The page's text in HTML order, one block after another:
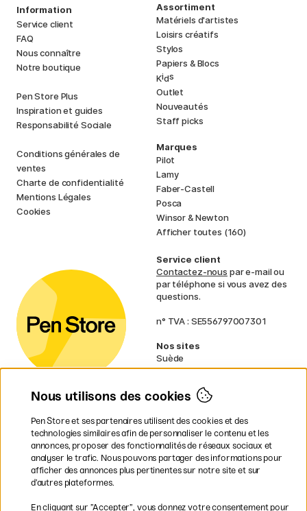
Information
Service client
FAQ
Nous connaître
Notre boutique
Pen Store Plus
Inspiration et guides
Responsabilité Sociale
Conditions générales de
ventes
Charte de confidentialité
Mentions Légales
Cookies
Assortiment
Matériels d'artistes
Loisirs créatifs
Stylos
Papiers & Blocs
Kids
Outlet
Nouveautés
Staff picks
Marques
Pilot
Lamy
Faber-Castell
Posca
Winsor & Newton
Afficher toutes (160)
Service client
Contactez-nous par e-mail ou
par téléphone si vous avez des
questions.
n° TVA : SE556797007301
Nos sites
Suède
Norvège
Finlande
Irlande
Pays-Bas
Royaume-Uni
UE
Nous utilisons des cookies
Pen Store et ses partenaires utilisent des cookies et des
technologies similaires afin de personnaliser le contenu et les
annonces, proposer des fonctionnalités de réseaux sociaux et
analyser le trafic. Nous pouvons partager des informations pour
afficher des annonces plus pertinentes sur notre site et sur
d’autres plateformes.
En cliquant sur ”Accepter”, vous donnez votre consentement pour